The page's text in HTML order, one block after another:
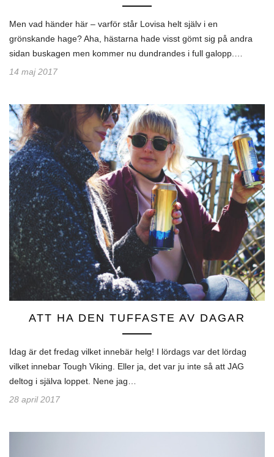
Men vad händer här – varför står Lovisa helt själv i en
grönskande hage? Aha, hästarna hade visst gömt sig på andra
sidan buskagen men kommer nu dundrandes i full galopp.…
14 maj 2017
ATT HA DEN TUFFASTE AV DAGAR
Idag är det fredag vilket innebär helg! I lördags var det lördag
vilket innebar Tough Viking. Eller ja, det var ju inte så att JAG
deltog i själva loppet. Nene jag…
28 april 2017